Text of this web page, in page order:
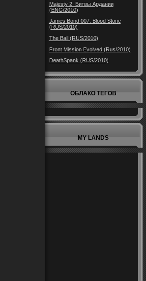
Majesty 2: Битвы Ардании
(ENG/2010)
James Bond 007: Blood Stone
(RUS/2010)
The Ball (RUS/2010)
Front Mission Evolved (Rus/2010)
DeathSpank (RUS/2010)
ОБЛАКО ТЕГОВ
MY LANDS